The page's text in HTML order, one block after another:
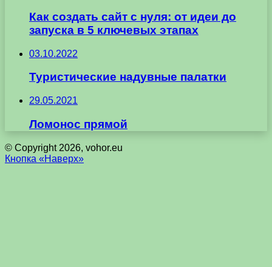
Как создать сайт с нуля: от идеи до
запуска в 5 ключевых этапах
03.10.2022
Туристические надувные палатки
29.05.2021
Ломонос прямой
© Copyright 2026, vohor.eu
Кнопка «Наверх»